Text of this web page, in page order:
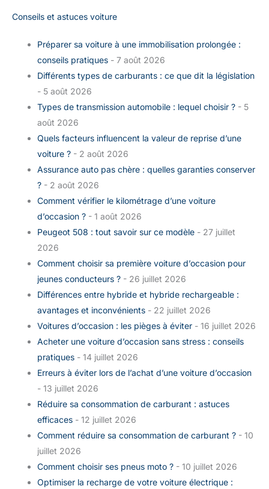
Conseils et astuces voiture
Préparer sa voiture à une immobilisation prolongée :
conseils pratiques - 7 août 2026
Différents types de carburants : ce que dit la législation
- 5 août 2026
Types de transmission automobile : lequel choisir ? - 5
août 2026
Quels facteurs influencent la valeur de reprise d’une
voiture ? - 2 août 2026
Assurance auto pas chère : quelles garanties conserver
? - 2 août 2026
Comment vérifier le kilométrage d’une voiture
d’occasion ? - 1 août 2026
Peugeot 508 : tout savoir sur ce modèle - 27 juillet
2026
Comment choisir sa première voiture d’occasion pour
jeunes conducteurs ? - 26 juillet 2026
Différences entre hybride et hybride rechargeable :
avantages et inconvénients - 22 juillet 2026
Voitures d’occasion : les pièges à éviter - 16 juillet 2026
Acheter une voiture d’occasion sans stress : conseils
pratiques - 14 juillet 2026
Erreurs à éviter lors de l’achat d’une voiture d’occasion
- 13 juillet 2026
Réduire sa consommation de carburant : astuces
efficaces - 12 juillet 2026
Comment réduire sa consommation de carburant ? - 10
juillet 2026
Comment choisir ses pneus moto ? - 10 juillet 2026
Optimiser la recharge de votre voiture électrique :